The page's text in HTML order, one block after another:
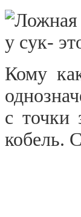
Кому
с точки
кобель. С